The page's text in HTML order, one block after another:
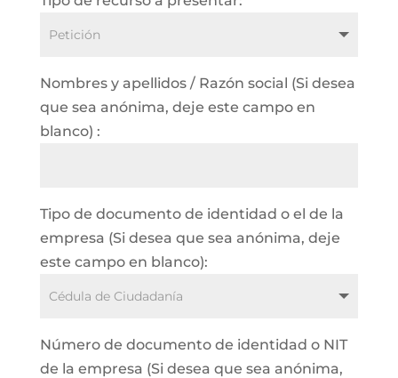
Nombres y apellidos / Razón social (Si desea
que sea anónima, deje este campo en
blanco) :
Tipo de documento de identidad o el de la
empresa (Si desea que sea anónima, deje
este campo en blanco):
Número de documento de identidad o NIT
de la empresa (Si desea que sea anónima,